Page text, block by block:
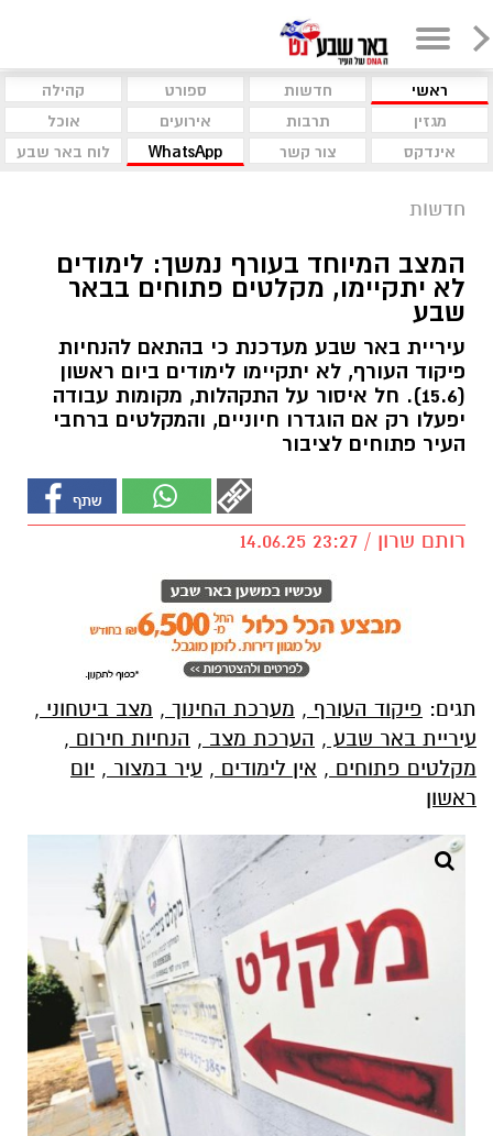
ראשי חדשות ספורט
קהילה
מגזין
תרבות אירועים
אוכל
אינדקס
צור קשר WhatsApp לוח באר שבע
חדשות
המצב המיוחד בעורף נמשך: לימודים
לא יתקיימו, מקלטים פתוחים בבאר
שבע
עיריית באר שבע מעדכנת כי בהתאם להנחיות
פיקוד העורף, לא יתקיימו לימודים ביום ראשון
(15.6). חל איסור על התקהלות, מקומות עבודה
יפעלו רק אם הוגדרו חיוניים, והמקלטים ברחבי
העיר פתוחים לציבור
רותם שרון / 23:27 14.06.25
פיקוד העורף, מערכת החינוך,
עיריית באר שבע, הערכת מצב, הנחיות חירום
אין לימודים, עיר במצור
צילום קובי קואנקס
עיריית באר שבע פרסמה הערב (מוצ"ש, 14.6) עדכון